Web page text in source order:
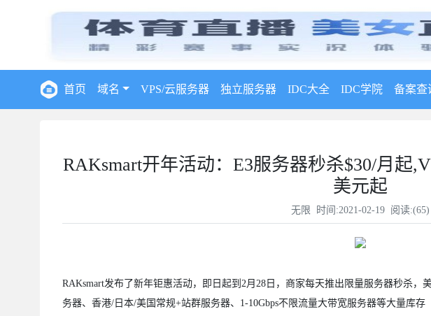
首页 域名 VPS/云服务器 独立服务器 IDC大全 IDC学院 备案查
RAKsmart开年活动：E3服务器秒杀$30/月起
美元起
无限 时间:2021-02-19 阅读:(65)
RAKsmart发布了新年钜惠活动，即日起到2月28日，商家每天推出限量服务器秒杀，
务器、香港/日本/美国常规+站群服务器、1-10Gbps不限流量大带宽服务器等大量库存